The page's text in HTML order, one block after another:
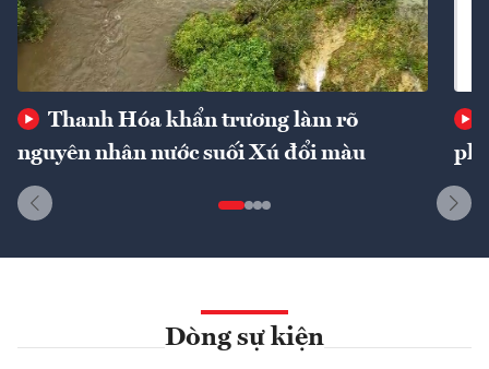
Thanh Hóa khẩn trương làm rõ
nguyên nhân nước suối Xú đổi màu
phí
Dòng sự kiện